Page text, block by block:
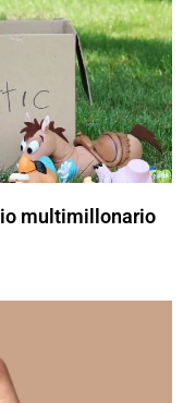
multimillonario